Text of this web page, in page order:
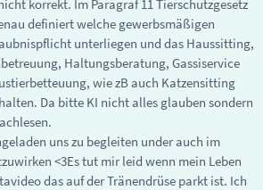
korrekt. Im Paragraf 11 Tierschutzgesetz
definiert welche gewerbsmäßigen
unterliegen und das Haussitting,
Haltungsberatung, Gassiservice
wie zB auch Katzensitting
Da bitte KI nicht alles glauben sondern
uns zu begleiten under auch im
<3Es tut mir leid wenn mein Leben
das auf der Tränendrüse parkt ist. Ich